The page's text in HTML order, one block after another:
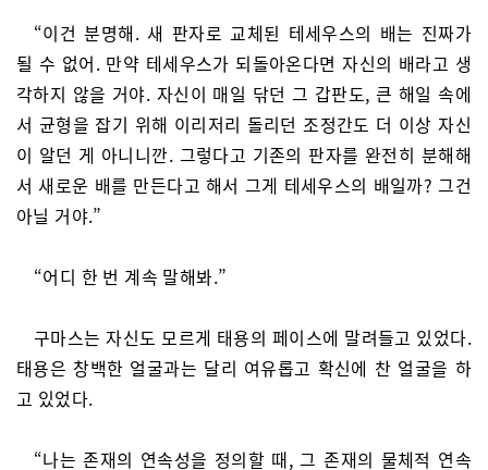
“이건 분명해. 새 판자로 교체된 테세우스의 배는 진짜가
될 수 없어. 만약 테세우스가 되돌아온다면 자신의 배라고 생
각하지 않을 거야. 자신이 매일 닦던 그 갑판도, 큰 해일 속에
서 균형을 잡기 위해 이리저리 돌리던 조정간도 더 이상 자신
이 알던 게 아니니깐. 그렇다고 기존의 판자를 완전히 분해해
서 새로운 배를 만든다고 해서 그게 테세우스의 배일까? 그건
아닐 거야.”
“어디 한 번 계속 말해봐.”
구마스는 자신도 모르게 태용의 페이스에 말려들고 있었다.
태용은 창백한 얼굴과는 달리 여유롭고 확신에 찬 얼굴을 하
고 있었다.
“나는 존재의 연속성을 정의할 때, 그 존재의 물체적 연속